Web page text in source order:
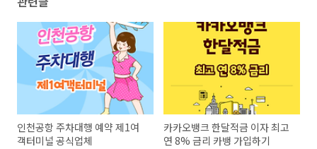
인천공항 주차대행 예약 제1여
객터미널 공식업체
카카오뱅크 한달적금 이자 최고
연 8% 금리 카뱅 가입하기